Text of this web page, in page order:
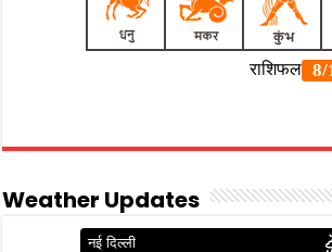
Weather Updates
नई दिल्ली